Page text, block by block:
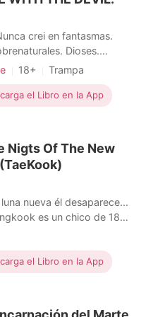
Dioses.
lo
favore
18+
Trampa
Erótica
Dominante
el Libro en la App
Nigts Of The New
nueva él desaparece...
es un chico de 18
después de cumplirlos
de todos aquellos seres
poseer, para que así
el Libro en la App